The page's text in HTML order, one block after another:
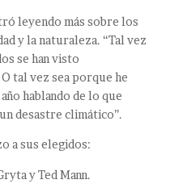
leyendo más sobre los
y la naturaleza. “Tal vez
se han visto
tal vez sea porque he
hablando de lo que
desastre climático”.
a sus elegidos:
y Ted Mann.